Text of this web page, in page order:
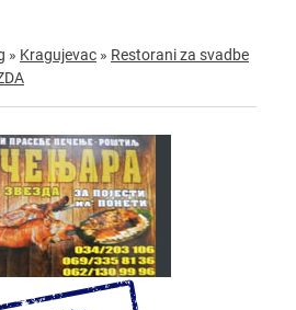
» Kragujevac » Restorani za svadbe